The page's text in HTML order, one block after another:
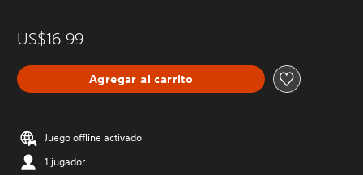
US$16.99
Agregar al carrito
Juego offline activado
1 jugador